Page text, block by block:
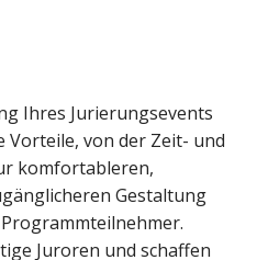
Ihres Jurierungsevents
Vorteile, von der Zeit- und
komfortableren,
Gestaltung
Juroren und schaffen